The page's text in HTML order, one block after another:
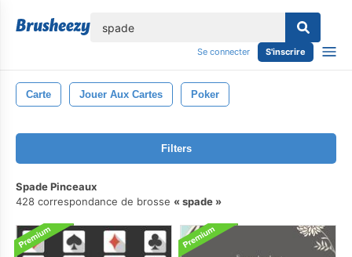
Se connecter S'inscrire
Carte Jouer Aux Cartes Poker
Filters
Spade Pinceaux
428 correspondance de brosse
spade